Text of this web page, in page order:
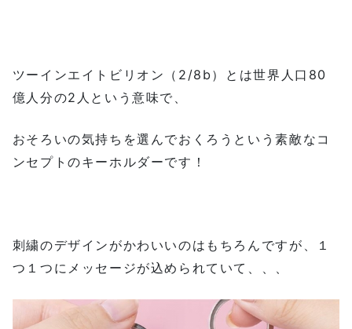
ツーインエイトビリオン（2/8b）とは世界人口80
億人分の2人という意味で、
おそろいの気持ちを選んでおくろうという素敵なコ
ンセプトのキーホルダーです！
刺繍のデザインがかわいいのはもちろんですが、１
つ１つにメッセージが込められていて、、、